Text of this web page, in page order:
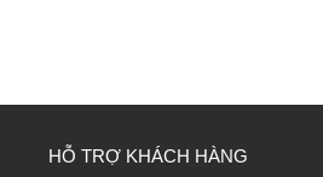
HỖ TRỢ KHÁCH HÀNG